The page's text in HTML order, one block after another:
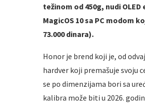
težinom od 450g, nudi
MagicOS 10 sa PC modom
73.000 dinara).
Honor je brend koji je, od
hardver koji premašuje svoju
se po dimenzijama bori sa
kalibra može biti u 2026.